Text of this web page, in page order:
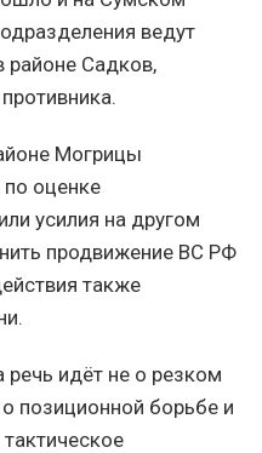
ведут
районе Садков,
Могрицы
оценке
усилия на другом
продвижение ВС РФ
также
идёт не о резком
позиционной борьбе и